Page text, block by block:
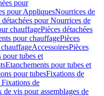
pour
pour AppliquesNourrices de
détachées pour Nourrices de
chauffagePièces détachées
pour chauffagePièces
AccessoiresPièces
pour tubes et
Etanchements pour tubes et
pour tubesFixations de
Fixations de
de vis pour assemblages de